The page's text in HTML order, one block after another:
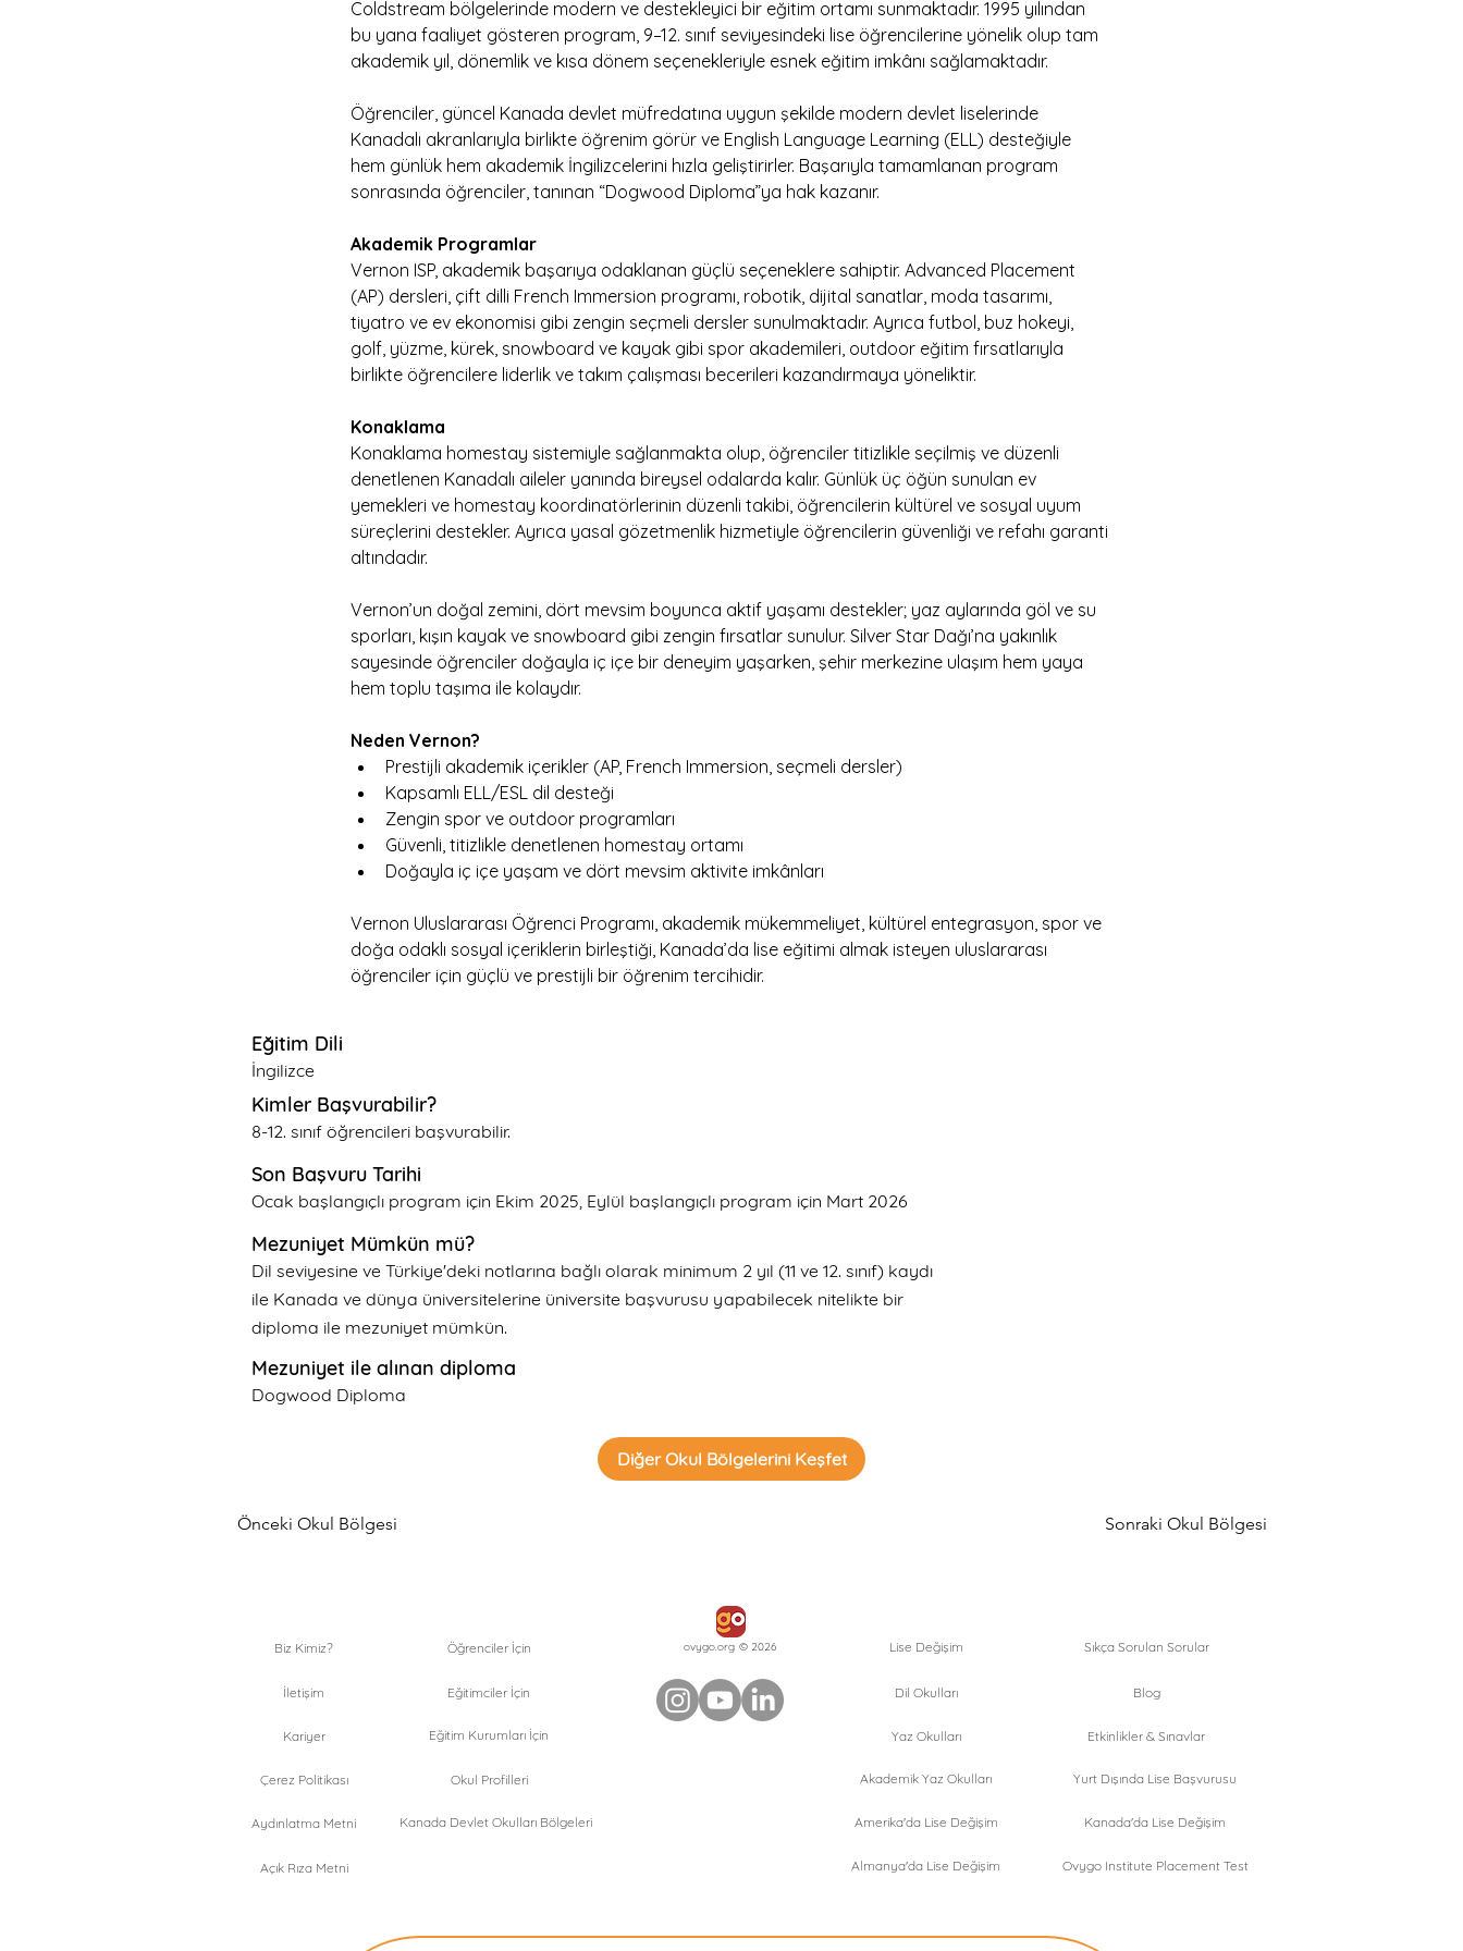
Coldstream bölgelerinde modern ve destekleyici bir eğitim ortamı sunmaktadır. 1995 yılından
bu yana faaliyet gösteren program, 9–12. sınıf seviyesindeki lise öğrencilerine yönelik olup tam
akademik yıl, dönemlik ve kısa dönem seçenekleriyle esnek eğitim imkânı sağlamaktadır.
Öğrenciler, güncel Kanada devlet müfredatına uygun şekilde modern devlet liselerinde
Kanadalı akranlarıyla birlikte öğrenim görür ve English Language Learning (ELL) desteğiyle
hem günlük hem akademik İngilizcelerini hızla geliştirirler. Başarıyla tamamlanan program
sonrasında öğrenciler, tanınan “Dogwood Diploma”ya hak kazanır.
Akademik Programlar
Vernon ISP, akademik başarıya odaklanan güçlü seçeneklere sahiptir. Advanced Placement
(AP) dersleri, çift dilli French Immersion programı, robotik, dijital sanatlar, moda tasarımı,
tiyatro ve ev ekonomisi gibi zengin seçmeli dersler sunulmaktadır. Ayrıca futbol, buz hokeyi,
golf, yüzme, kürek, snowboard ve kayak gibi spor akademileri, outdoor eğitim fırsatlarıyla
birlikte öğrencilere liderlik ve takım çalışması becerileri kazandırmaya yöneliktir.
Konaklama
Konaklama homestay sistemiyle sağlanmakta olup, öğrenciler titizlikle seçilmiş ve düzenli
denetlenen Kanadalı aileler yanında bireysel odalarda kalır. Günlük üç öğün sunulan ev
yemekleri ve homestay koordinatörlerinin düzenli takibi, öğrencilerin kültürel ve sosyal uyum
süreçlerini destekler. Ayrıca yasal gözetmenlik hizmetiyle öğrencilerin güvenliği ve refahı garanti
altındadır.
Vernon’un doğal zemini, dört mevsim boyunca aktif yaşamı destekler; yaz aylarında göl ve su
sporları, kışın kayak ve snowboard gibi zengin fırsatlar sunulur. Silver Star Dağı’na yakınlık
sayesinde öğrenciler doğayla iç içe bir deneyim yaşarken, şehir merkezine ulaşım hem yaya
hem toplu taşıma ile kolaydır.
Neden Vernon?
Prestijli akademik içerikler (AP, French Immersion, seçmeli dersler)
Kapsamlı ELL/ESL dil desteği
Zengin spor ve outdoor programları
Güvenli, titizlikle denetlenen homestay ortamı
Doğayla iç içe yaşam ve dört mevsim aktivite imkânları
Vernon Uluslararası Öğrenci Programı, akademik mükemmeliyet, kültürel entegrasyon, spor ve
doğa odaklı sosyal içeriklerin birleştiği, Kanada’da lise eğitimi almak isteyen uluslararası
öğrenciler için güçlü ve prestijli bir öğrenim tercihidir.
Eğitim Dili
İngilizce
Kimler Başvurabilir?
8-12. sınıf öğrencileri başvurabilir.
Son Başvuru Tarihi
Ocak başlangıçlı program için Ekim 2025, Eylül başlangıçlı program için Mart 2026
Mezuniyet Mümkün mü?
Dil seviyesine ve Türkiye'deki notlarına bağlı olarak minimum 2 yıl (11 ve 12. sınıf) kaydı
ile Kanada ve dünya üniversitelerine üniversite başvurusu yapabilecek nitelikte bir
diploma ile mezuniyet mümkün.
Mezuniyet ile alınan diploma
Dogwood Diploma
Diğer Okul Bölgelerini Keşfet
Önceki Okul Bölgesi Sonraki Okul Bölgesi
Biz Kimiz? Öğrenciler İçin Lise Değişim
ovygo.org © 2026
İletişim
Kariyer
Eğitimciler İçin
Eğitim Kurumları İçin
Çerez Politikası
Aydınlatma Metni
Okul Profilleri
Kanada Devlet Okulları Bölgeleri
Açık Rıza Metni
Dil Okulları
Yaz Okulları
Akademik Yaz Okulları
Amerika'da Lise Değişim
Almanya'da Lise Değişim
Sıkça Sorulan Sorular
Blog
Etkinlikler & Sınavlar
Yurt Dışında Lise Başvurusu
Kanada'da Lise Değişim
Ovygo Institute Placement Test